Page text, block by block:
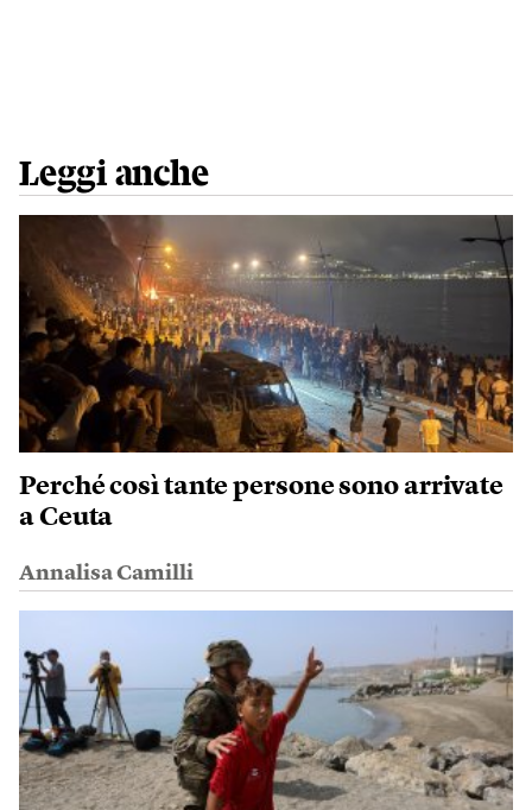
Leggi anche
Perché così tante persone sono arrivate
a Ceuta
Annalisa Camilli